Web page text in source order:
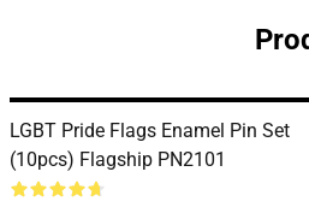
LGBT Pride Flags Enamel Pin Set
(10pcs) Flagship PN2101